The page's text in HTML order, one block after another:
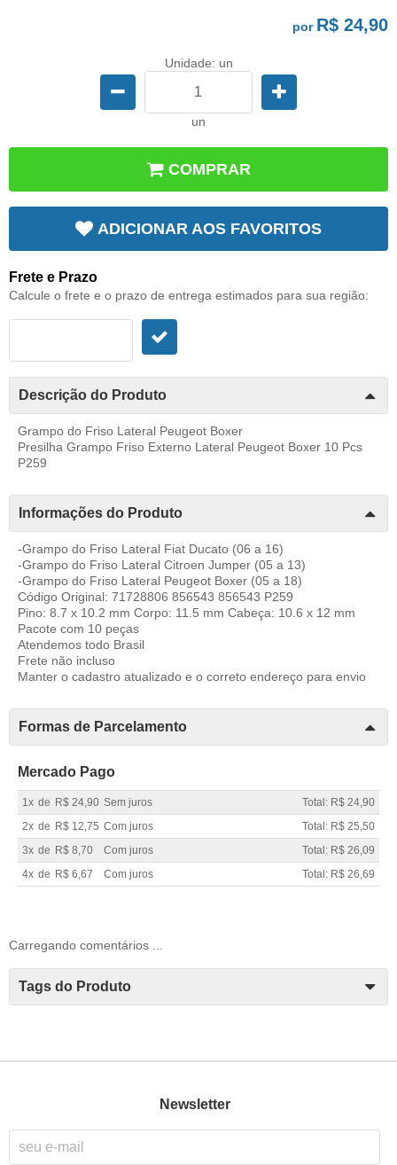
por R$ 24,90
Unidade: un
un
COMPRAR
ADICIONAR AOS FAVORITOS
Frete e Prazo
Calcule o frete e o prazo de entrega estimados para sua região:
Descrição do Produto
Grampo do Friso Lateral Peugeot Boxer
Presilha Grampo Friso Externo Lateral Peugeot Boxer 10 Pcs
P259
Informações do Produto
-Grampo do Friso Lateral Fiat Ducato (06 a 16)
-Grampo do Friso Lateral Citroen Jumper (05 a 13)
-Grampo do Friso Lateral Peugeot Boxer (05 a 18)
Código Original: 71728806 856543 856543 P259
Pino: 8.7 x 10.2 mm Corpo: 11.5 mm Cabeça: 10.6 x 12 mm
Pacote com 10 peças
Atendemos todo Brasil
Frete não incluso
Manter o cadastro atualizado e o correto endereço para envio
Formas de Parcelamento
Mercado Pago
1x de R$ 24,90 Sem juros
Total: R$ 24,90
2x de R$ 12,75 Com juros
Total: R$ 25,50
3x de R$ 8,70 Com juros
Total: R$ 26,09
4x de R$ 6,67 Com juros Total: R$ 26,69
Carregando comentários ...
Tags do Produto
Newsletter